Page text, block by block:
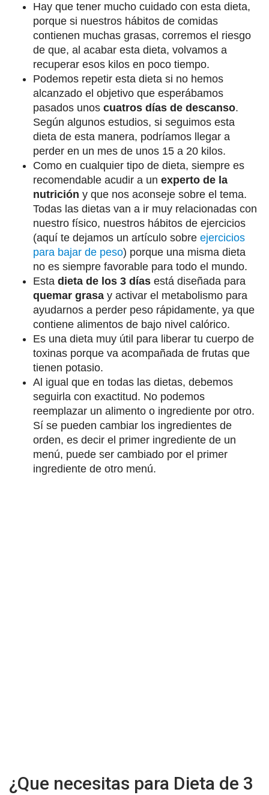
Hay que tener mucho cuidado con esta dieta,
porque si nuestros hábitos de comidas
contienen muchas grasas, corremos el riesgo
de que, al acabar esta dieta, volvamos a
recuperar esos kilos en poco tiempo.
Podemos repetir esta dieta si no hemos
alcanzado el objetivo que esperábamos
pasados unos cuatros días de descanso.
Según algunos estudios, si seguimos esta
dieta de esta manera, podríamos llegar a
perder en un mes de unos 15 a 20 kilos.
Como en cualquier tipo de dieta, siempre es
recomendable acudir a un experto de la
nutrición y que nos aconseje sobre el tema.
Todas las dietas van a ir muy relacionadas con
nuestro físico, nuestros hábitos de ejercicios
(aquí te dejamos un artículo sobre ejercicios
para bajar de peso) porque una misma dieta
no es siempre favorable para todo el mundo.
Esta dieta de los 3 días está diseñada para
quemar grasa y activar el metabolismo para
ayudarnos a perder peso rápidamente, ya que
contiene alimentos de bajo nivel calórico.
Es una dieta muy útil para liberar tu cuerpo de
toxinas porque va acompañada de frutas que
tienen potasio.
Al igual que en todas las dietas, debemos
seguirla con exactitud. No podemos
reemplazar un alimento o ingrediente por otro.
Sí se pueden cambiar los ingredientes de
orden, es decir el primer ingrediente de un
menú, puede ser cambiado por el primer
ingrediente de otro menú.
¿Que necesitas para Dieta de 3